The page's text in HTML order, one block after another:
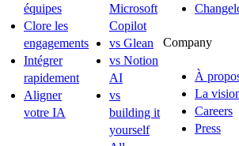
équipes
Clore les
engagements
Intégrer
rapidement
Aligner
votre IA
Microsoft
Copilot
vs Glean
vs Notion
AI
vs
building it
yourself
Company
À
La
Careers
Press